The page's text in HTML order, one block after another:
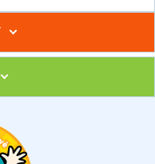
v kurzech STOBu
si odborníka STOBu ve